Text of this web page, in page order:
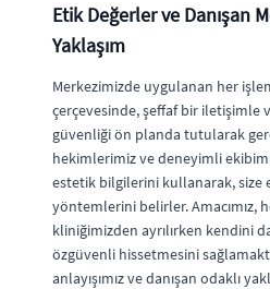
Etik Değerler ve Danışan
Yaklaşım
Merkezimizde uygulanan her
çerçevesinde, şeffaf bir iletişimle
güvenliği ön planda tutularak
hekimlerimiz ve deneyimli
estetik bilgilerini kullanarak, size
yöntemlerini belirler. Amacımız,
kliniğimizden ayrılırken kendini
özgüvenli hissetmesini
anlayışımız ve danışan odaklı